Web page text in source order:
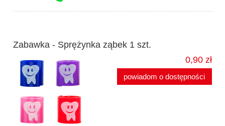
Zabawka - Sprężynka ząbek 1 szt.
0,90 zł
powiadom o dostępności